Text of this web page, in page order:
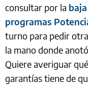
consultar por la
programas
turno para pedir
la mano donde
Quiere averiguar
garantías tiene de